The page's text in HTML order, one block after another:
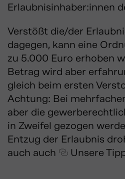
Erlaubnisinhaber:innen
Verstößt die/der
dagegen, kann eine
zu 5.000 Euro erhoben
Betrag wird aber
gleich beim ersten
Achtung: Bei
aber die
in Zweifel gezogen
Entzug der Erlaubnis
auch auch
Unsere